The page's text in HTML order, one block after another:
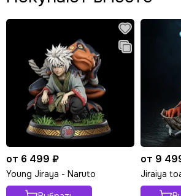
от 6 499 ₽
Young Jiraya - Naruto
от 9
Jiraiya